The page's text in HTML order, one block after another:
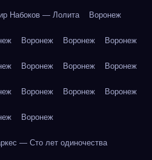
Набоков — Лолита Воронеж
Воронеж Воронеж Воронеж
Воронеж Воронеж Воронеж
Воронеж Воронеж Воронеж
Воронеж
— Сто лет одиночества